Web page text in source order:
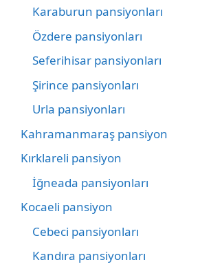
Karaburun pansiyonları
Özdere pansiyonları
Seferihisar pansiyonları
Şirince pansiyonları
Urla pansiyonları
Kahramanmaraş pansiyon
Kırklareli pansiyon
İğneada pansiyonları
Kocaeli pansiyon
Cebeci pansiyonları
Kandıra pansiyonları